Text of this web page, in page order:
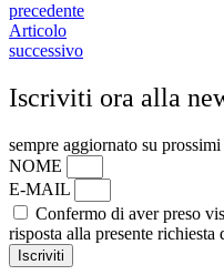
precedente
Articolo
successivo
Iscriviti ora alla
sempre aggiornato su
NOME
E-MAIL
Confermo di aver preso
risposta alla presente richiesta
Iscriviti